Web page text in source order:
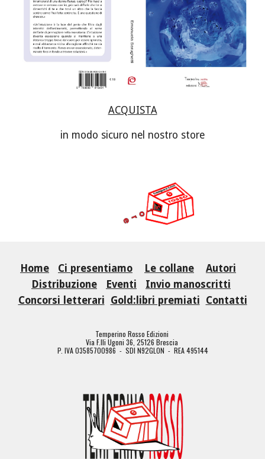
ACQUISTA
in modo sicuro nel nostro store
Home Ci presentiamo Le collane
Autori
Distribuzione
Eventi
Invio manoscritti
Concorsi letterari Gold:libri premiati Contatti
Temperino Rosso Edizioni
Via F.lli Ugoni 36, 25126 Brescia
P. IVA 03585700986 - SDI N92GLON - REA 495144